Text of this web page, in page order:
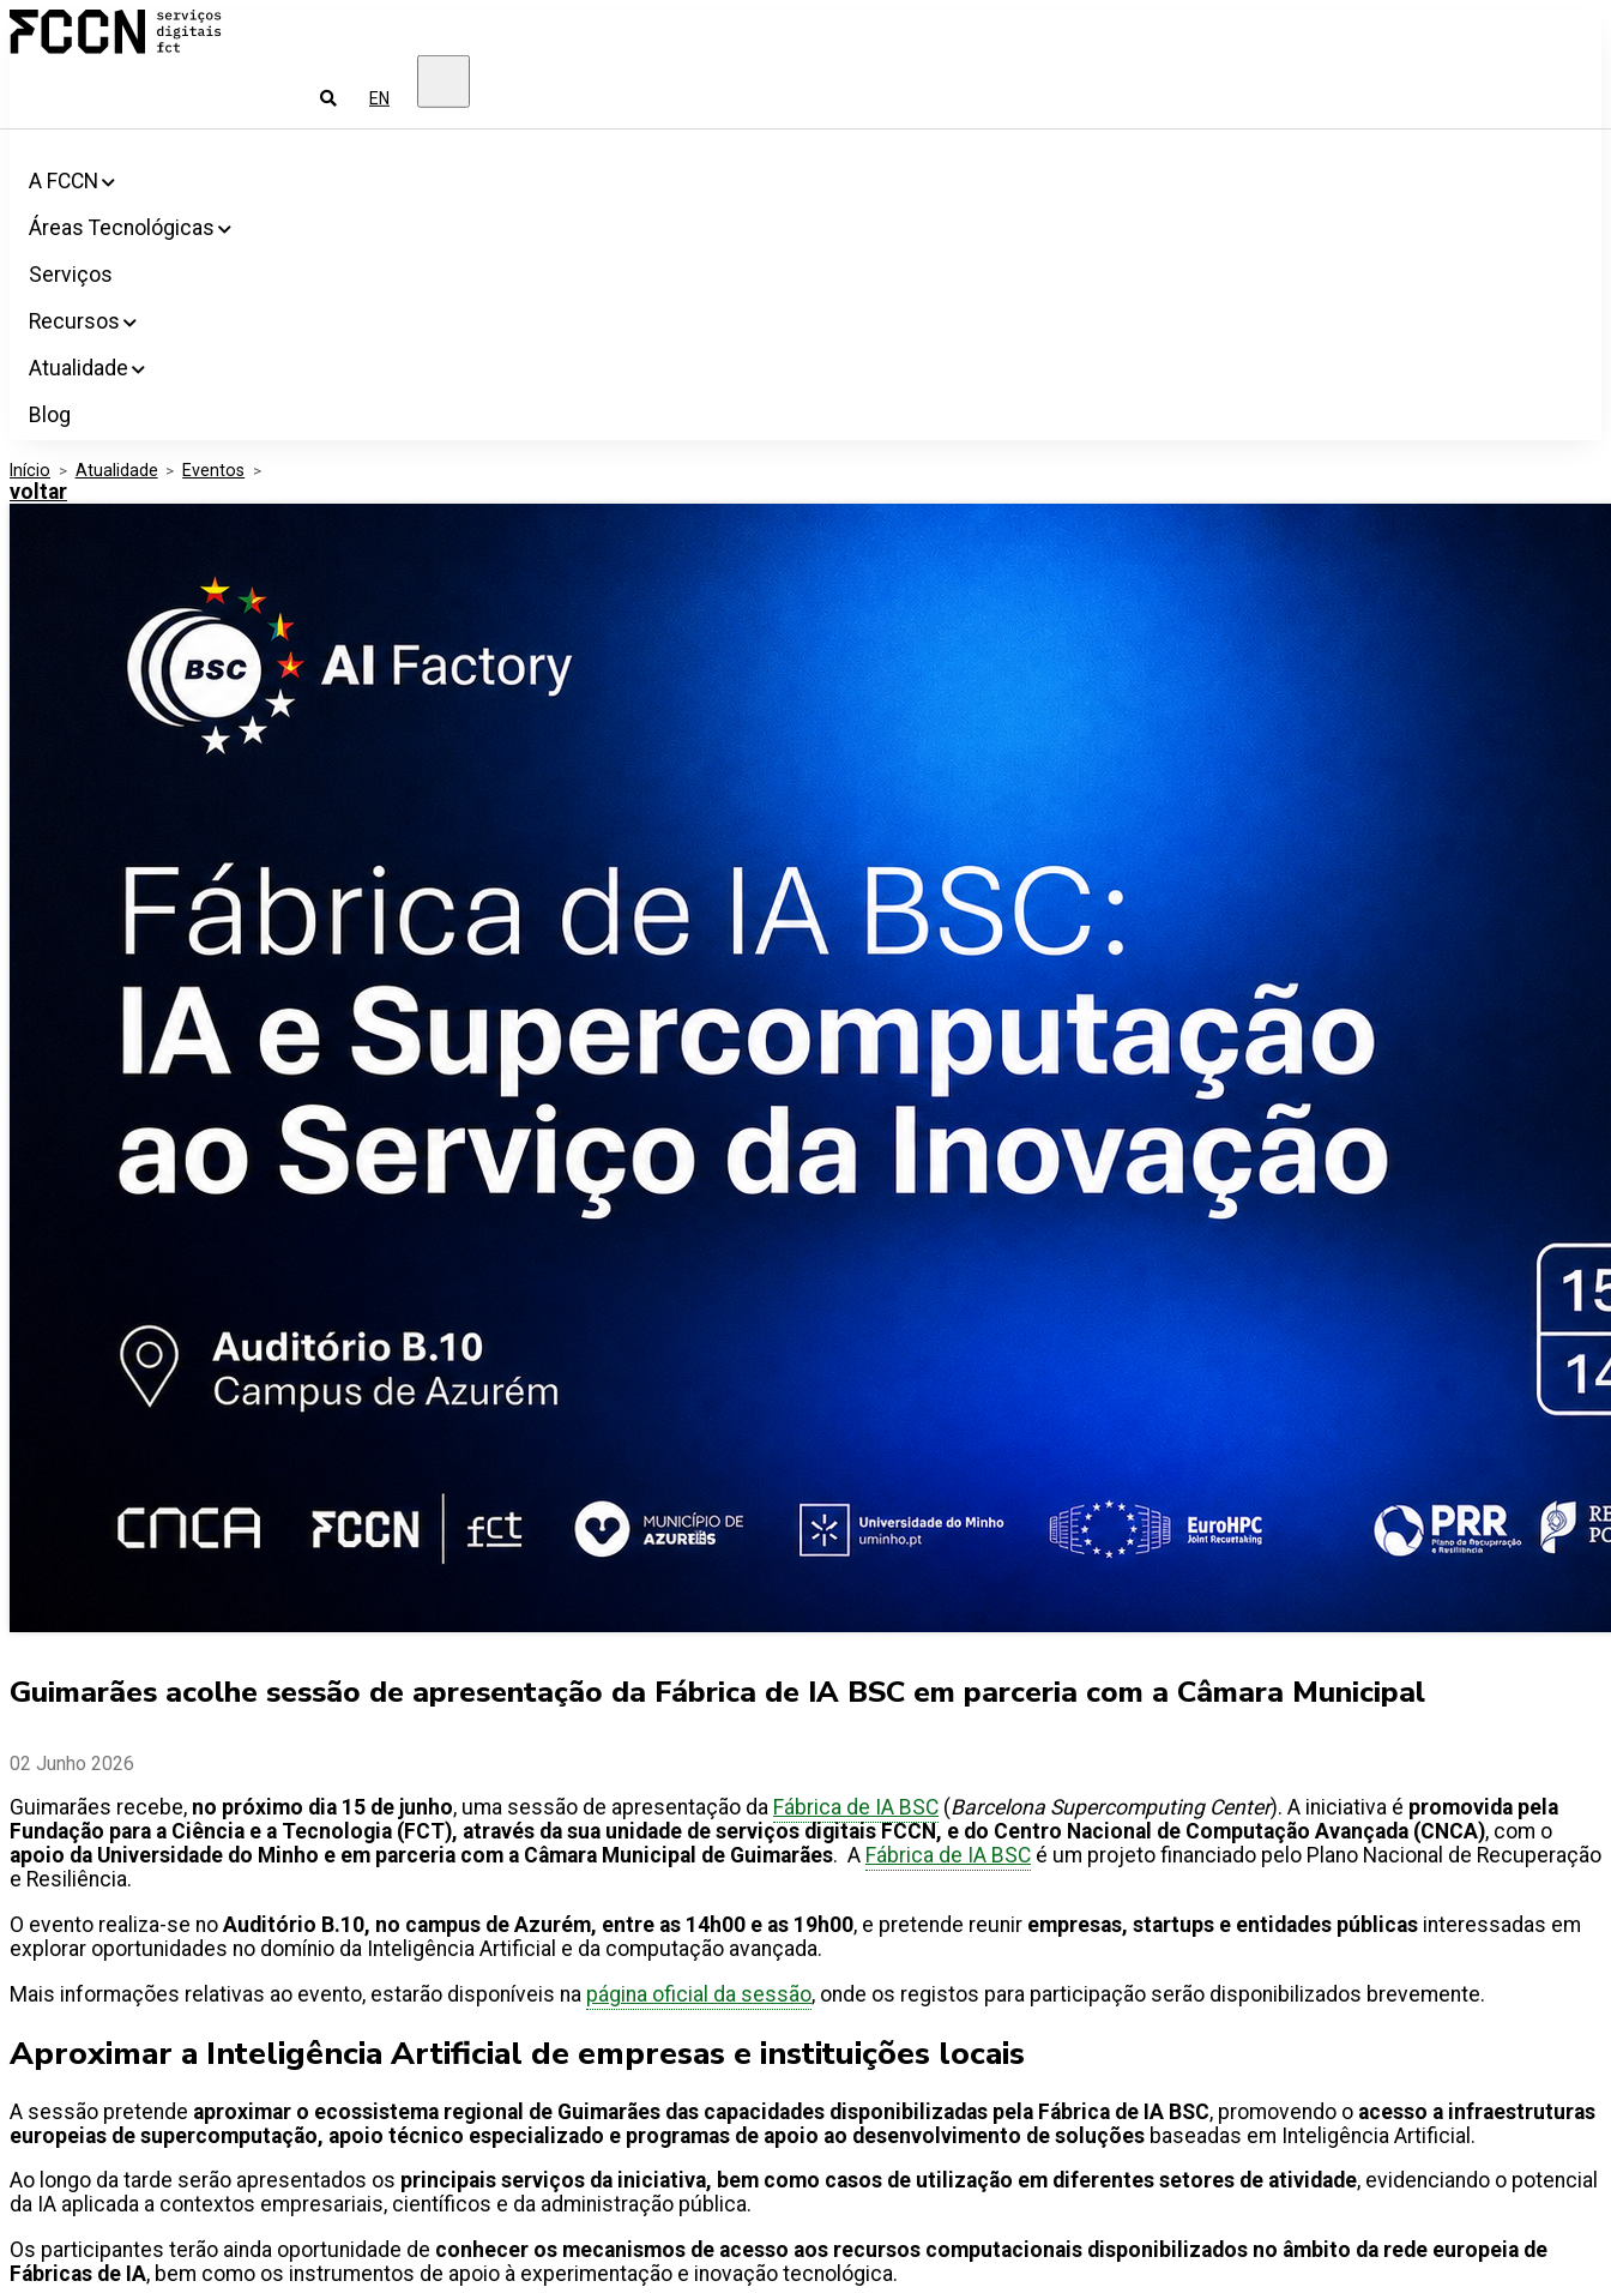
Salta
para
Pesquisar
EN
A FCCN
Áreas Tecnológicas
Serviços
Recursos
Atualidade
Blog
Início > Atualidade > Eventos >
voltar
Guimarães acolhe sessão de apresentação da Fábrica de IA BSC em parceria com a Câmara Municipal
02 Junho 2026
Guimarães recebe, no próximo dia 15 de junho, uma sessão de apresentação da Fábrica de IA BSC (Barcelona Supercomputing Center). A iniciativa é promovida pela
Fundação para a Ciência e a Tecnologia (FCT), através da sua unidade de serviços digitais FCCN, e do Centro Nacional de Computação Avançada (CNCA), com o
apoio da Universidade do Minho e em parceria com a Câmara Municipal de Guimarães. A Fábrica de IA BSC é um projeto financiado pelo Plano Nacional de Recuperação
e Resiliência.
O evento realiza-se no Auditório B.10, no campus de Azurém, entre as 14h00 e as 19h00, e pretende reunir empresas, startups e entidades públicas interessadas em
explorar oportunidades no domínio da Inteligência Artificial e da computação avançada.
Mais informações relativas ao evento, estarão disponíveis na página oficial da sessão, onde os registos para participação serão disponibilizados brevemente.
Aproximar a Inteligência Artificial de empresas e instituições locais
A sessão pretende aproximar o ecossistema regional de Guimarães das capacidades disponibilizadas pela Fábrica de IA BSC, promovendo o acesso a infraestruturas
europeias de supercomputação, apoio técnico especializado e programas de apoio ao desenvolvimento de soluções baseadas em Inteligência Artificial.
Ao longo da tarde serão apresentados os principais serviços da iniciativa, bem como casos de utilização em diferentes setores de atividade, evidenciando o potencial
da IA aplicada a contextos empresariais, científicos e da administração pública.
Os participantes terão ainda oportunidade de conhecer os mecanismos de acesso aos recursos computacionais disponibilizados no âmbito da rede europeia de
Fábricas de IA, bem como os instrumentos de apoio à experimentação e inovação tecnológica.